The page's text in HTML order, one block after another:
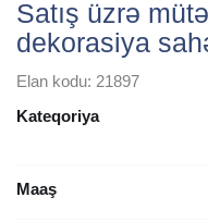
Satış üzrə
dekorasiya
Elan kodu: 21897
Kateqoriya
Maaş